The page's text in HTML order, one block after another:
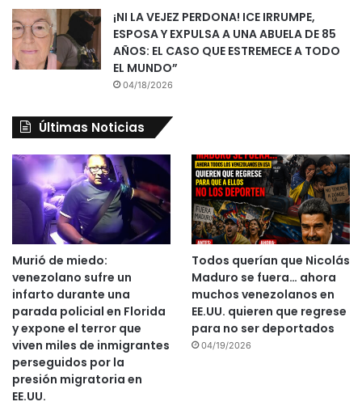
¡NI LA VEJEZ PERDONA! ICE IRRUMPE,
ESPOSA Y EXPULSA A UNA ABUELA DE 85
AÑOS: EL CASO QUE ESTREMECE A TODO
EL MUNDO”
04/18/2026
Últimas Noticias
Murió de miedo:
venezolano sufre un
infarto durante una
parada policial en Florida
y expone el terror que
viven miles de inmigrantes
perseguidos por la
presión migratoria en
EE.UU.
Todos querían que Nicolás
Maduro se fuera… ahora
muchos venezolanos en
EE.UU. quieren que regrese
para no ser deportados
04/19/2026